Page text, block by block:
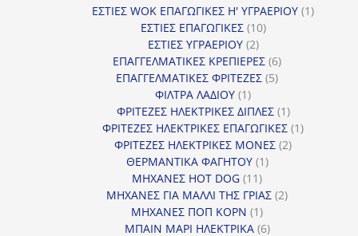
προϊόντα
ΕΣΤΙΕΣ WOK ΕΠΑΓΩΓΙΚΕΣ Η' ΥΓΡΑΕΡΙΟΥ 11
ΕΣΤΙΕΣ ΕΠΑΓΩΓΙΚΕΣ 1010
ΕΣΤΙΕΣ ΥΓΡΑΕΡΙΟΥ 22
προϊόντα
ΕΠΑΓΓΕΛΜΑΤΙΚΕΣ ΚΡΕΠΙΕΡΕΣ 66
προϊόντα
ΕΠΑΓΓΕΛΜΑΤΙΚΕΣ ΦΡΙΤΕΖΕΣ 55
ΦΙΛΤΡΑ ΛΑΔΙΟΥ 11
προϊόν
ΦΡΙΤΕΖΕΣ ΗΛΕΚΤΡΙΚΕΣ ΔΙΠΛΕΣ 11
προϊόν
ΦΡΙΤΕΖΕΣ ΗΛΕΚΤΡΙΚΕΣ ΕΠΑΓΩΓΙΚΕΣ 11
ΦΡΙΤΕΖΕΣ ΗΛΕΚΤΡΙΚΕΣ ΜΟΝΕΣ 22
ΘΕΡΜΑΝΤΙΚΑ ΦΑΓΗΤΟΥ 11
ΜΗΧΑΝΕΣ HOT DOG 1111
προϊόντα
ΜΗΧΑΝΕΣ ΓΙΑ ΜΑΛΛΙ ΤΗΣ ΓΡΙΑΣ 22
ΜΗΧΑΝΕΣ ΠΟΠ ΚΟΡΝ 11
προϊόν
ΜΠΑΙΝ ΜΑΡΙ ΗΛΕΚΤΡΙΚΑ 66